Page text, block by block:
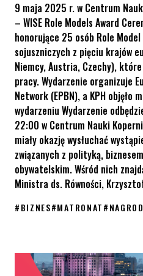
9 maja 2025 r. w Centrum
– WISE Role Models Award
honorujące 25 osób Role Model
sojuszniczych z pięciu krajów
Niemcy, Austria, Czechy),
pracy. Wydarzenie organizuje
Network (EPBN), a KPH objęło
wydarzeniu Wydarzenie
22:00 w Centrum Nauki
miały okazję wysłuchać
związanych z polityką,
obywatelskim. Wśród nich
Ministra ds. Równości,
#BIZNES#MATRONAT#